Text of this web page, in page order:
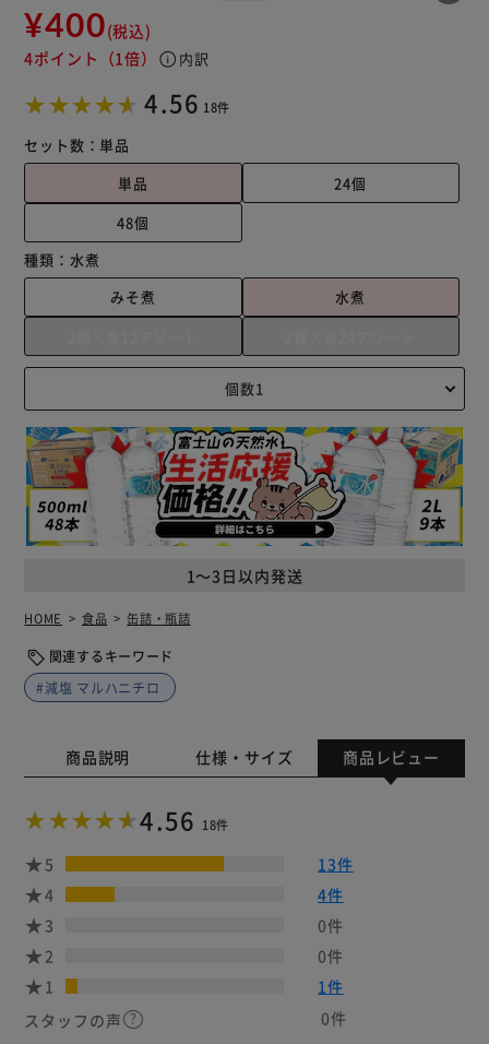
¥400(税込)
4ポイント （1倍） info 内訳
4.56 18件
セット数： 単品
単品
24個
48個
種類： 水煮
みそ煮
水煮
1～3日以内発送
HOME 食品 缶詰・瓶詰
関連するキーワード
#減塩 マルハニチロ
商品説明 仕様・サイズ 商品レビュー
4.56 18件
5
13件
4
4件
3
0件
2
0件
1
1件
スタッフの声
0件